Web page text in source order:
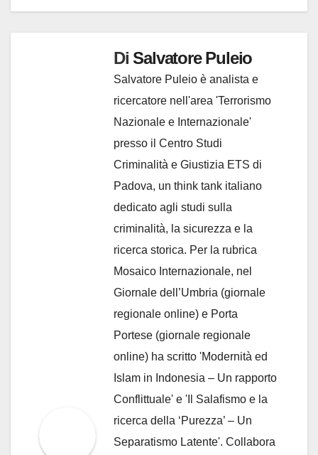
DiSalvatore Puleio
Salvatore Puleio è analista e
ricercatore nell'area 'Terrorismo
Nazionale e Internazionale'
presso il Centro Studi
Criminalità e Giustizia ETS di
Padova, un think tank italiano
dedicato agli studi sulla
criminalità, la sicurezza e la
ricerca storica. Per la rubrica
Mosaico Internazionale, nel
Giornale dell’Umbria (giornale
regionale online) e Porta
Portese (giornale regionale
online) ha scritto 'Modernità ed
Islam in Indonesia – Un rapporto
Conflittuale' e 'Il Salafismo e la
ricerca della ‘Purezza’ – Un
Separatismo Latente'. Collabora